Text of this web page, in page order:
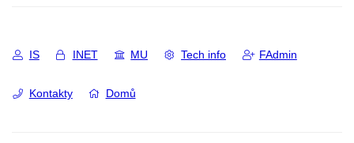
IS INET MU Tech info FAdmin
Kontakty Domů